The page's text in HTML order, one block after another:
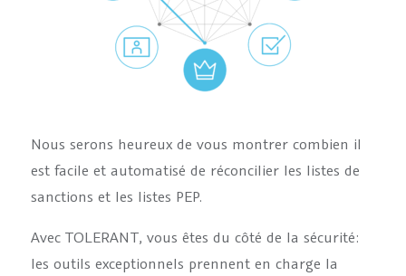
Nous serons heureux de vous montrer combien il
est facile et automatisé de réconcilier les listes de
sanctions et les listes PEP.
Avec TOLERANT, vous êtes du côté de la sécurité:
les outils exceptionnels prennent en charge la